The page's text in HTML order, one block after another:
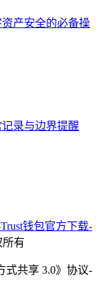
产安全的必备操
录与边界提醒
钱包官方下载-
所有
式共享 3.0》协议-